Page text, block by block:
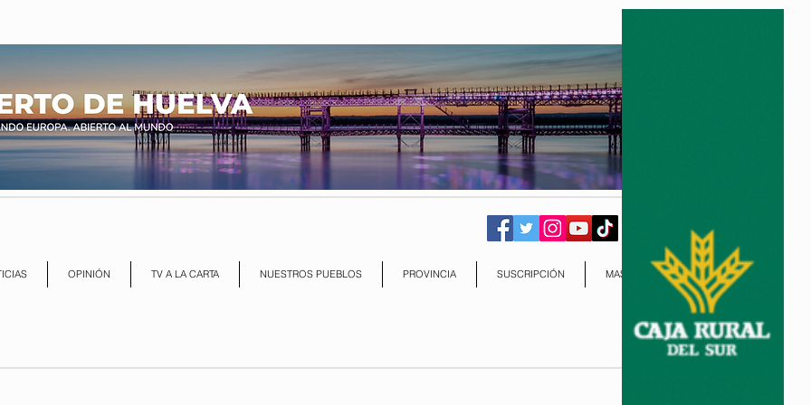
OPINIÓN TV A LA CARTA NUESTROS PUEBLOS PROVINCIA SUSCRIPCIÓN MAS